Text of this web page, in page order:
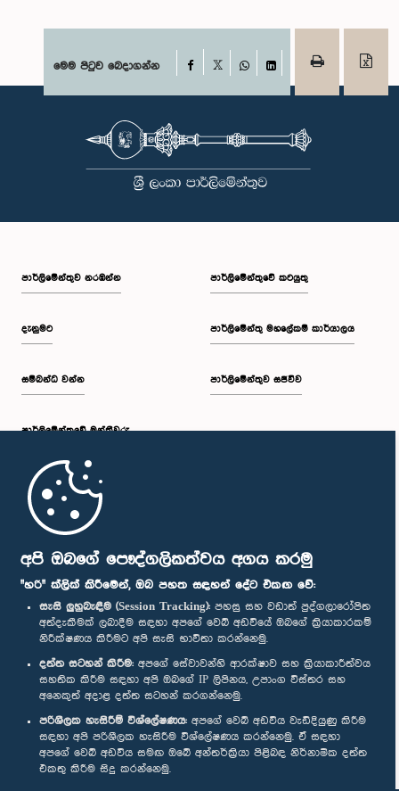
අපි ඔබගේ පෞද්ගලිකත්වය අගය කරමු
"හරි" ක්ලික් කිරීමෙන්, ඔබ පහත සඳහන් දේට එකඟ වේ:
සැසි ලුහුබැඳීම (Session Tracking): පහසු සහ වඩාත් පුද්ගලාරෝපිත
අත්දැකීමක් ලබාදීම සඳහා අපගේ වෙබ් අඩවියේ ඔබගේ ක්‍රියාකාරකම්
නිරීක්ෂණය කිරීමට අපි සැසි භාවිතා කරන්නෙමු.
දත්ත සටහන් කිරීම: අපගේ සේවාවන්හි ආරක්ෂාව සහ ක්‍රියාකාරීත්වය
සහතික කිරීම සඳහා අපි ඔබගේ IP ලිපිනය, උපාංග විස්තර සහ
අනෙකුත් අදාළ දත්ත සටහන් කරගන්නෙමු.
පරිශීලක හැසිරීම් විශ්ලේෂණය: අපගේ වෙබ් අඩවිය වැඩිදියුණු කිරීම
සඳහා අපි පරිශීලක හැසිරීම විශ්ලේෂණය කරන්නෙමු. ඒ සඳහා
අපගේ වෙබ් අඩවිය සමඟ ඔබේ අන්තර්ක්‍රියා පිළිබඳ නිර්නාමික දත්ත
එකතු කිරීම සිදු කරන්නෙමු.
මෙම පිටුව බෙදාගන්න Facebook
WhatsAppLinkedIn
පාර්ලි‌මේන්තුව නරඹන්න
දැනුමට
සම්බන්ධ වන්න
පාර්ලි‌මේන්තුවේ මන්ත්‍රීවරු
මුල් පිටුව
පාර්ලිමේන්තුවේ කටයුතු
පාර්ලිමේන්තු මහලේකම් කාර්යාලය
පාර්ලිමේන්තුව සජීවීව
පාර්ලිමේන්තු ජංගම යෙදුම
අප හා සම්බන්ධ වී සිටින්න :
සම්මාන
පෞද්ගලිකත්ව ප්‍රතිපත්තිය